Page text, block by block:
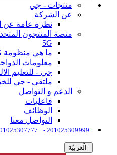
منتجات - جي
عن الشركة
نظرة عامة عن
منصة المنتجون
5G
ما هي منظومة 5G؟
معلومات
جي - للتعليم
ملتقي - جي
الدعم و التواصل
فاعليات
الوظائف
التواصل معنا
+201025309999 - +201025307777
الْعَرَبيّة